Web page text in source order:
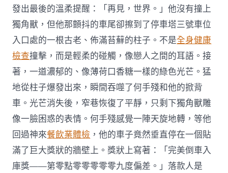
發出最後的溫柔提醒：「再見，世界。」他沒有撞上
獨角獸，但他那顫抖的車尾卻擦到了停車塔三號車位
入口處的一根古老、佈滿苔蘚的柱子。不是全身健康
檢查撞擊，而是輕柔的碰觸，像戀人之間的耳語。接
著，一道濃郁的、像薄荷口香糖一樣的綠色光芒。猛
地從柱子爆發出來，瞬間吞噬了何手殘和他的掀背
車。光芒消失後，窄巷恢復了平靜，只剩下獨角獸雕
像一臉困惑的表情。何手殘感覺一陣天旋地轉，等他
回過神來餐飲業體檢 ，他的車子竟然垂直停在一個貼
滿了巨大獎狀的牆壁上。獎狀上寫著：「完美倒車入
庫獎——第零點零零零零零九度偏差。」落款人是